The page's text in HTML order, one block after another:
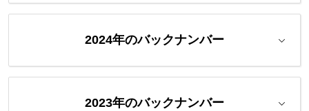
2024年のバックナンバー
2023年のバックナンバー